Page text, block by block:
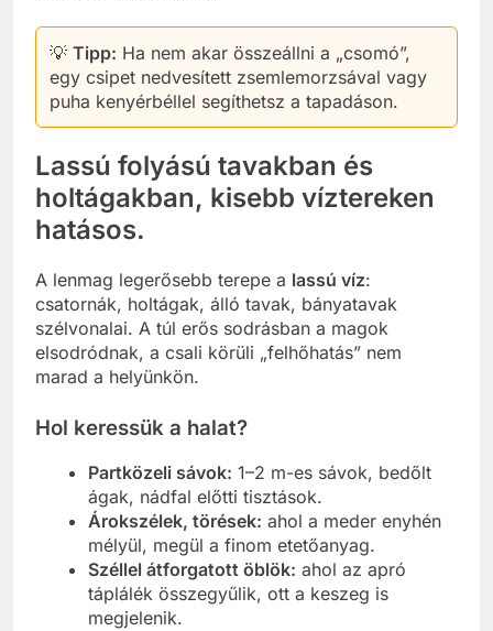
💡 Tipp: Ha nem akar összeállni a „csomó”,
egy csipet nedvesített zsemlemorzsával vagy
puha kenyérbéllel segíthetsz a tapadáson.
Lassú folyású tavakban és
holtágakban, kisebb víztereken
hatásos.
A lenmag legerősebb terepe a lassú víz:
csatornák, holtágak, álló tavak, bányatavak
szélvonalai. A túl erős sodrásban a magok
elsodródnak, a csali körüli „felhőhatás” nem
marad a helyünkön.
Hol keressük a halat?
Partközeli sávok: 1–2 m-es sávok, bedőlt
ágak, nádfal előtti tisztások.
Árokszélek, törések: ahol a meder enyhén
mélyül, megül a finom etetőanyag.
Széllel átforgatott öblök: ahol az apró
táplálék összegyűlik, ott a keszeg is
megjelenik.